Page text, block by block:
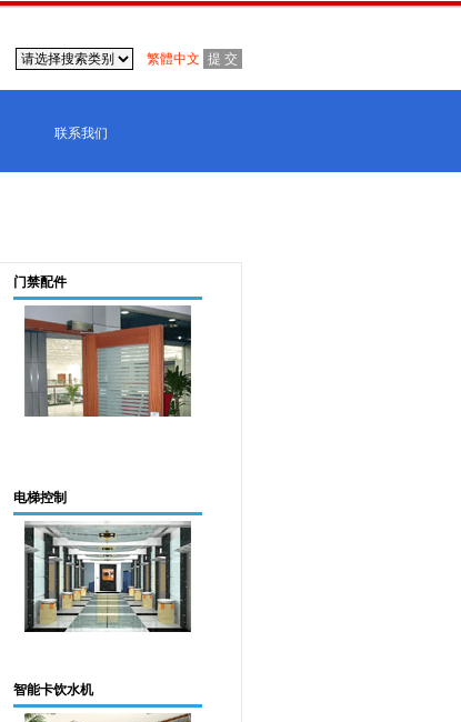
繁體中文
联系我们
门禁配件
电梯控制
智能卡饮水机